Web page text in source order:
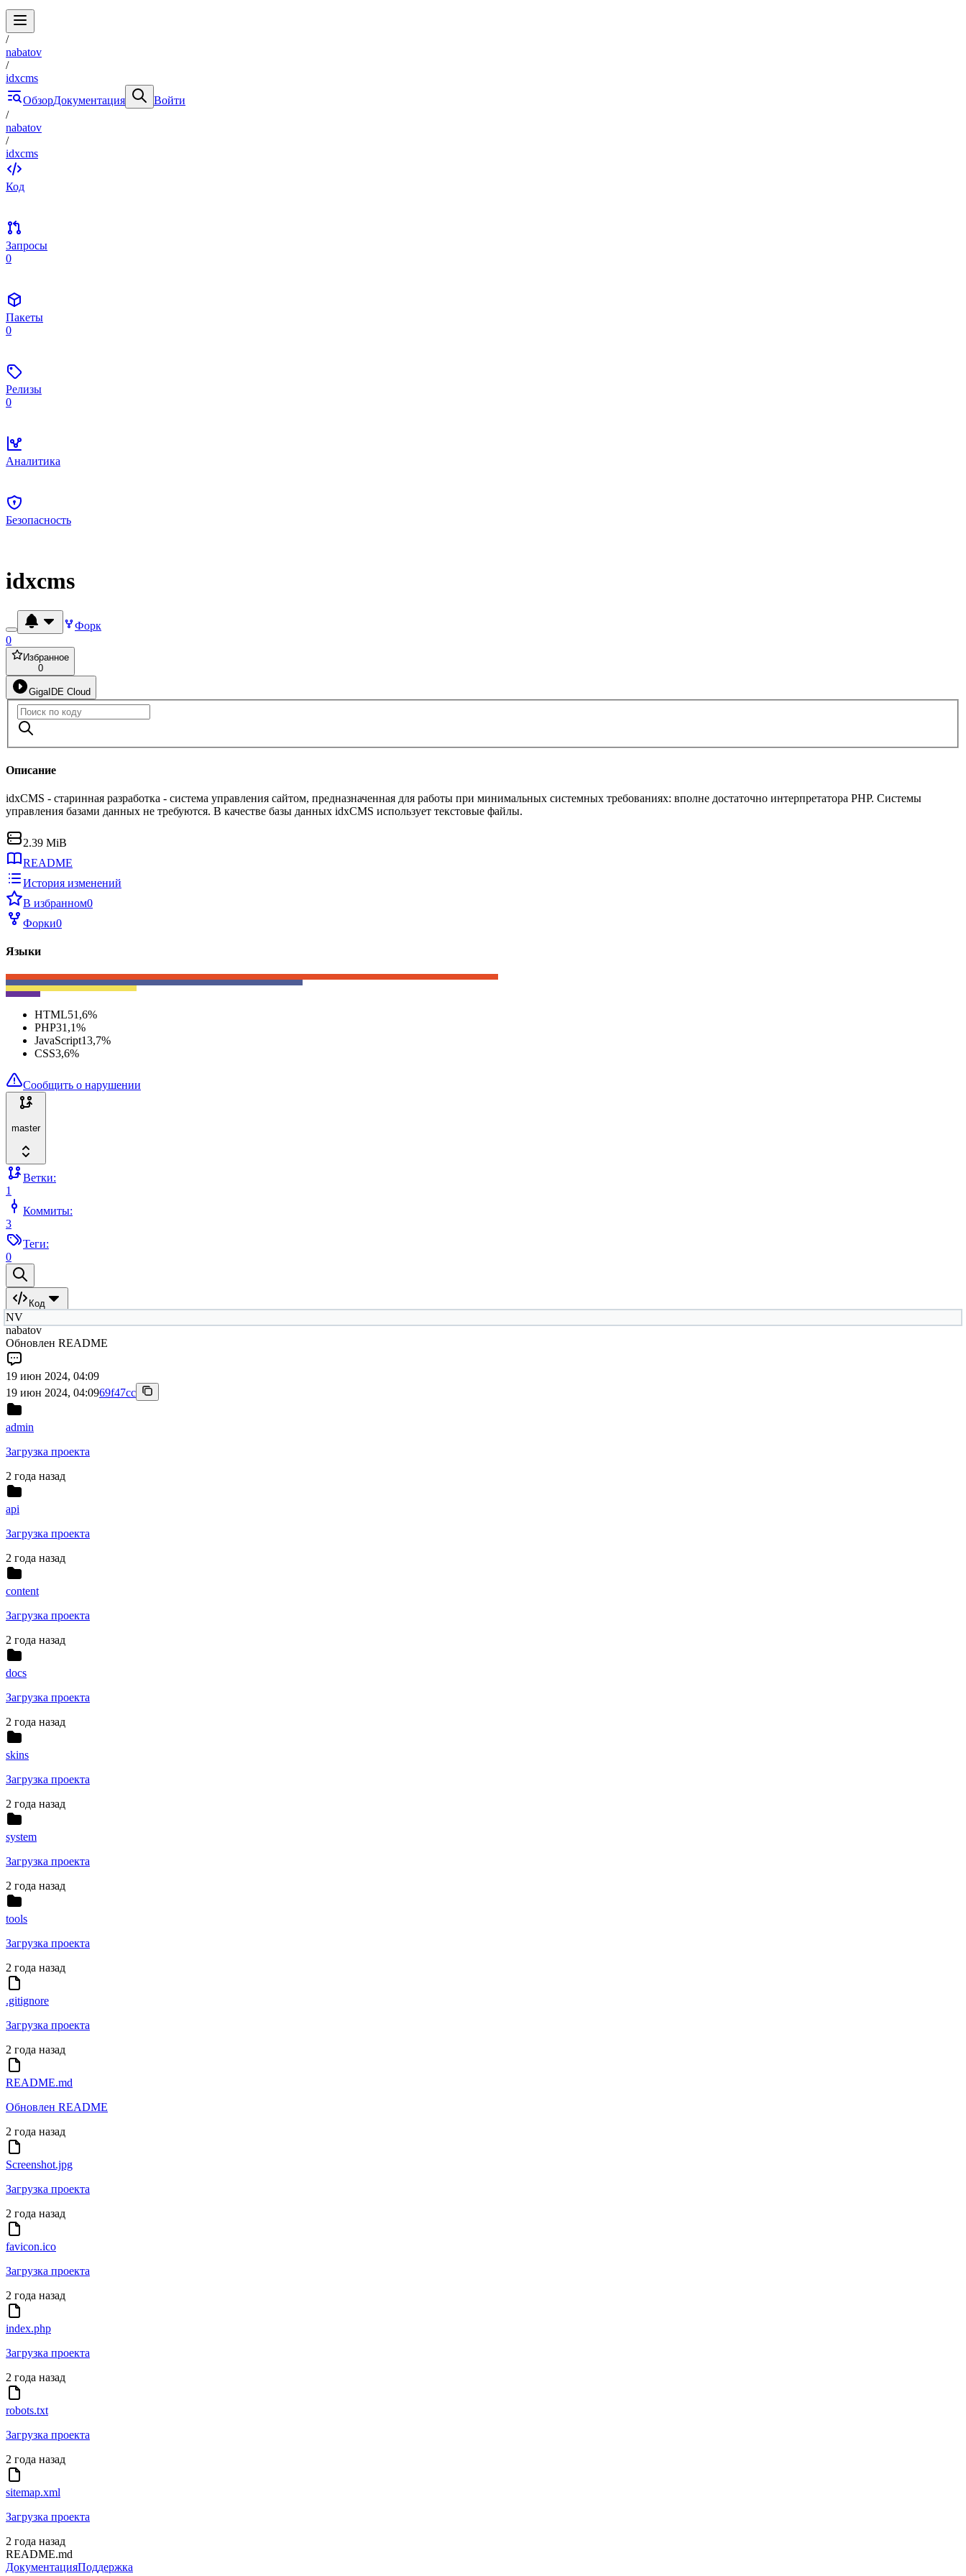
/
nabatov
/
idxcms
ОбзорДокументация
Войти
/
nabatov
/
idxcms
Код
Запросы
0
Пакеты
0
Релизы
0
Аналитика
Безопасность
idxcms
Форк
0
Избранное
0
GigaIDE Cloud
Описание
idxCMS - старинная разработка - система управления сайтом, предназначенная для работы при минимальных системных требованиях: вполне достаточно интерпретатора PHP. Системы
управления базами данных не требуются. В качестве базы данных idxCMS использует текстовые файлы.
2.39 MiB
README
История изменений
В избранном0
Форки0
Языки
HTML51,6%
PHP31,1%
JavaScript13,7%
CSS3,6%
Сообщить о нарушении
master
Ветки:
1
Коммиты:
3
Теги:
0
Код
NV
nabatov
Обновлен README
19 июн 2024, 04:09
19 июн 2024, 04:0969f47cc
admin
Загрузка проекта
2 года назад
api
Загрузка проекта
2 года назад
content
Загрузка проекта
2 года назад
docs
Загрузка проекта
2 года назад
skins
Загрузка проекта
2 года назад
system
Загрузка проекта
2 года назад
tools
Загрузка проекта
2 года назад
.gitignore
Загрузка проекта
2 года назад
README.md
Обновлен README
2 года назад
Screenshot.jpg
Загрузка проекта
2 года назад
favicon.ico
Загрузка проекта
2 года назад
index.php
Загрузка проекта
2 года назад
robots.txt
Загрузка проекта
2 года назад
sitemap.xml
Загрузка проекта
2 года назад
README.md
ДокументацияПоддержка